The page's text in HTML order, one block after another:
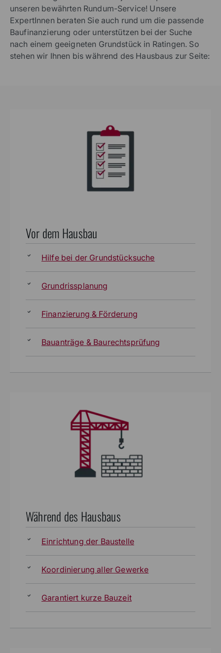
unseren bewährten Rundum-Service! Unsere
ExpertInnen beraten Sie auch rund um die passende
Baufinanzierung oder unterstützen bei der Suche
nach einem geeigneten Grundstück in Ratingen. So
stehen wir Ihnen bis während des Hausbaus zur Seite:
Vor dem Hausbau
Hilfe bei der Grundstücksuche
Grundrissplanung
Finanzierung & Förderung
Bauanträge & Baurechtsprüfung
Während des Hausbaus
Einrichtung der Baustelle
Koordinierung aller Gewerke
Garantiert kurze Bauzeit